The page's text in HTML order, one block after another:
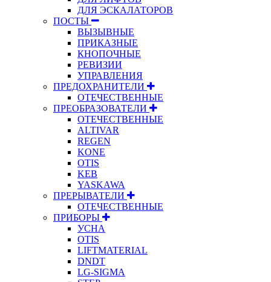
ДЛЯ ЭСКАЛАТОРОВ
ПОСТЫ
ВЫЗЫВНЫЕ
ПРИКАЗНЫЕ
КНОПОЧНЫЕ
РЕВИЗИИ
УПРАВЛЕНИЯ
ПРЕДОХРАНИТЕЛИ
ОТЕЧЕСТВЕННЫЕ
ПРЕОБРАЗОВАТЕЛИ
ОТЕЧЕСТВЕННЫЕ
ALTIVAR
REGEN
KONE
OTIS
KEB
YASKAWA
ПРЕРЫВАТЕЛИ
ОТЕЧЕСТВЕННЫЕ
ПРИБОРЫ
УСНА
OTIS
LIFTMATERIAL
DNDT
LG-SIGMA